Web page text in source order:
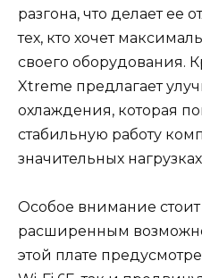
разгона, что делает ее
тех, кто хочет
своего оборудования.
Xtreme предлагает
охлаждения, которая
стабильную работу
значительных
Особое внимание
расширенным
этой плате